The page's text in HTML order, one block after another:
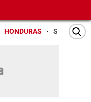
HONDURAS SAN PEDRO